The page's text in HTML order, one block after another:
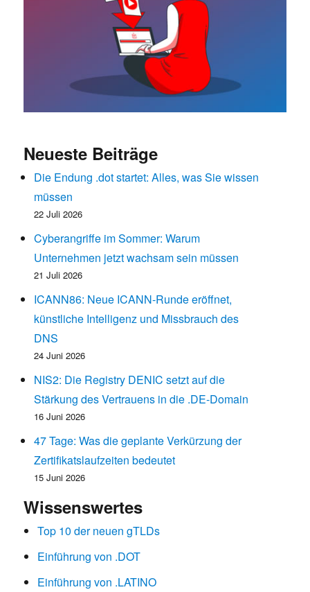
Neueste Beiträge
Die Endung .dot startet: Alles, was Sie wissen
müssen
22 Juli 2026
Cyberangriffe im Sommer: Warum
Unternehmen jetzt wachsam sein müssen
21 Juli 2026
ICANN86: Neue ICANN-Runde eröffnet,
künstliche Intelligenz und Missbrauch des
DNS
24 Juni 2026
NIS2: Die Registry DENIC setzt auf die
Stärkung des Vertrauens in die .DE-Domain
16 Juni 2026
47 Tage: Was die geplante Verkürzung der
Zertifikatslaufzeiten bedeutet
15 Juni 2026
Wissenswertes
Top 10 der neuen gTLDs
Einführung von .DOT
Einführung von .LATINO